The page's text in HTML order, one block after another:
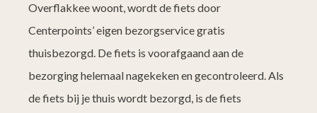
Overflakkee woont, wordt de fiets door
Centerpoints’ eigen bezorgservice gratis
thuisbezorgd. De fiets is voorafgaand aan de
bezorging helemaal nagekeken en gecontroleerd. Als
de fiets bij je thuis wordt bezorgd, is de fiets